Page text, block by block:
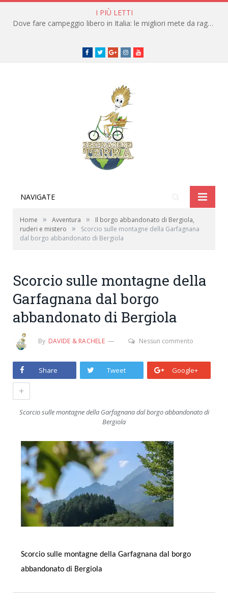
I PIÙ LETTI
Dove fare campeggio libero in Italia: le migliori mete da raggiungere in traghetto
Facebook
TwitterGoogle+instagramyoutube
NAVIGATE
Home » Avventura »
Il borgo abbandonato di Bergiola,
ruderi e mistero
»
Scorcio sulle montagne della Garfagnana
dal borgo abbandonato di Bergiola
Scorcio sulle montagne della
Garfagnana dal borgo
abbandonato di Bergiola
By DAVIDE & RACHELE Nessun commento
Share Tweet Google+
+
Scorcio sulle montagne della Garfagnana dal borgo abbandonato di
Bergiola
Scorcio sulle montagne della Garfagnana dal borgo
abbandonato di Bergiola